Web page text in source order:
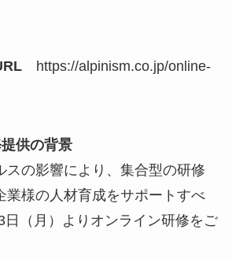
https://alpinism.co.jp/online-
供の背景
スの影響により、集合型の研修
業様の人材育成をサポートすべ
日（月）よりオンライン研修をご